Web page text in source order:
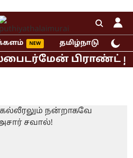
தமிழ்நாடு
பிராண்ட் நியூ